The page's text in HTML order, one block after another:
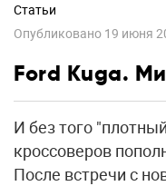
Статьи
Опубликовано 19 июня
Ford Kuga.
И без того
кроссоверов
После встречи с